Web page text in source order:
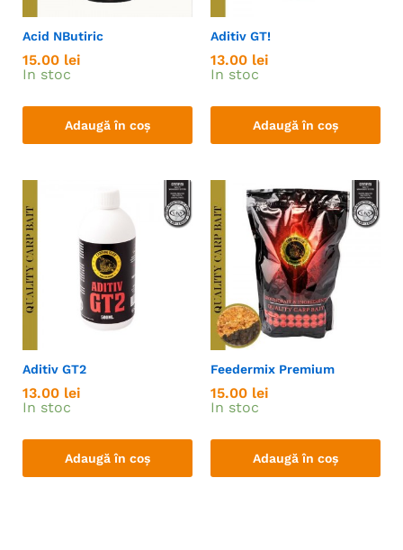
Acid NButiric
15.00 lei
In stoc
Adaugă în coș
Aditiv GT!
13.00 lei
In stoc
Adaugă în coș
Aditiv GT2
13.00 lei
In stoc
Adaugă în coș
Feedermix Premium
15.00 lei
In stoc
Adaugă în coș